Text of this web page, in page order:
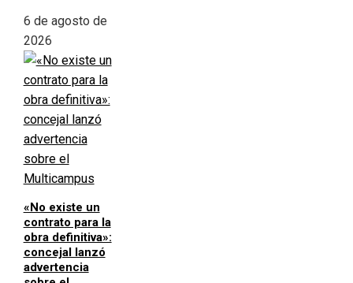
6 de agosto de
2026
«No existe un
contrato para la
obra definitiva»:
concejal lanzó
advertencia